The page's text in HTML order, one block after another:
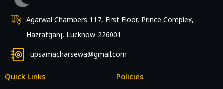
Agarwal Chambers 117, First Floor, Prince Complex,
Hazratganj, Lucknow-226001
upsamacharsewa@gmail.com
Quick Links Policies